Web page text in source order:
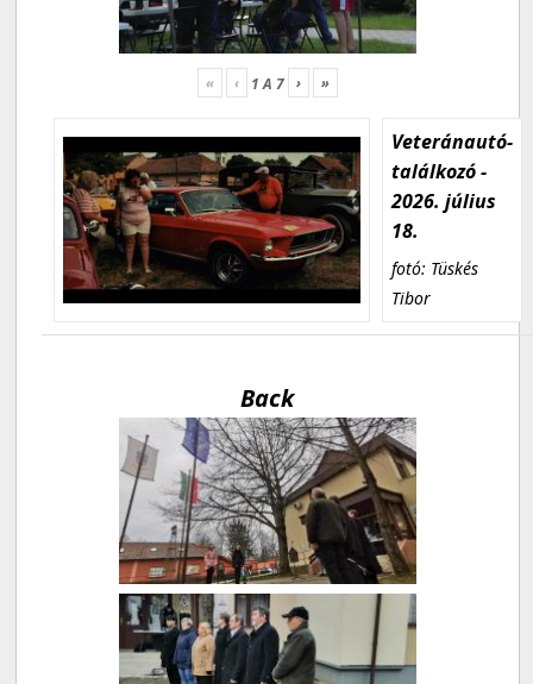
« ‹ 1A 7 › »
Veteránautó-
találkozó -
2026. július
18.
fotó: Tüskés
Tibor
Back